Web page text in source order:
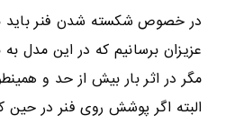
در خصوص شکسته شدن فنر باید
عزیزان برسانیم که در این مدل
مگر در اثر بار بیش از حد و
البته اگر پوشش روی فنر در حین